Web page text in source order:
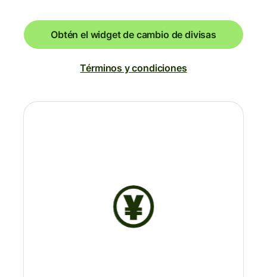
Obtén el widget de cambio de divisas
Términos y condiciones